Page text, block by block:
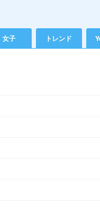
女子 トレンド